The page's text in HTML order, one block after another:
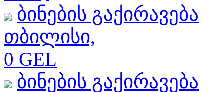
ბინების გაქირავება
თბილისი,
0 GEL
ბინების გაქირავება